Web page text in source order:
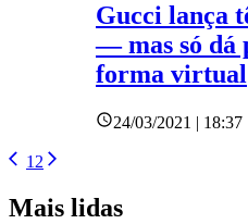
Gucci lança
— mas só dá
forma virtual
24/03/2021 | 18:37
1 2
Mais lidas